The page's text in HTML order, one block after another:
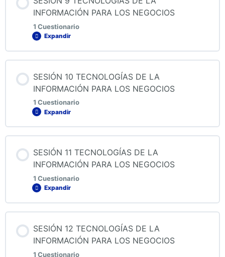
Quiz 8 Tecnologías de la información para los negocios
INFORMACIÓN PARA LOS NEGOCIOS
1 Cuestionario
Expandir
Quiz 9 Tecnologías de la información para los negocios
SESIÓN 10 TECNOLOGÍAS DE LA
INFORMACIÓN PARA LOS NEGOCIOS
1 Cuestionario
Expandir
Quiz 10 Tecnologías de la información para los
negocios
SESIÓN 11 TECNOLOGÍAS DE LA
INFORMACIÓN PARA LOS NEGOCIOS
1 Cuestionario
Expandir
SESIÓN 12 TECNOLOGÍAS DE LA
INFORMACIÓN PARA LOS NEGOCIOS
1 Cuestionario